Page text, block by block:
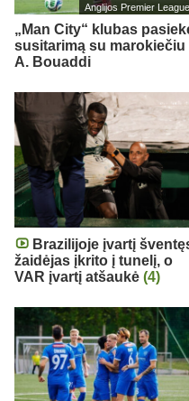
Anglijos Premier League
„Man City“ klubas
susitarimą su marokiečiu
A. Bouaddi
Brazilijoje įvartį
žaidėjas įkrito į tunelį, o
VAR įvartį atšaukė (4)